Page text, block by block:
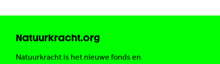
Natuurkracht.org
Natuurkracht is het nieuwe fonds en